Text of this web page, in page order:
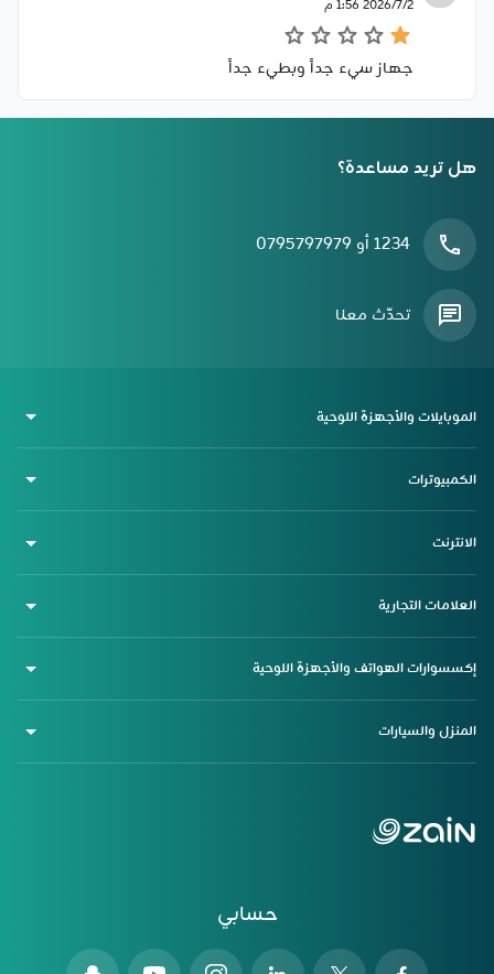
2‏‏/7‏‏/2026 1:56 م
جهاز سيء جداً وبطيء جداً
هل تريد مساعدة؟
1234 أو 0795797979
تحدّث معنا
حسابي
الموبايلات والأجهزة اللوحية
الكمبيوترات
الانترنت
العلامات التجارية
إكسسوارات الهواتف والأجهزة اللوحية
المنزل والسيارات